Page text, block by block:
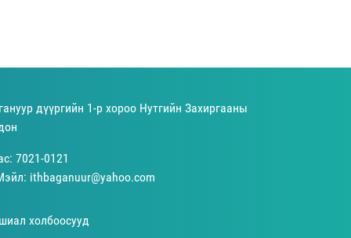
дүүргийн 1-р хороо Нутгийн Захиргааны
7021-0121
ithbaganuur@yahoo.com
холбоосууд